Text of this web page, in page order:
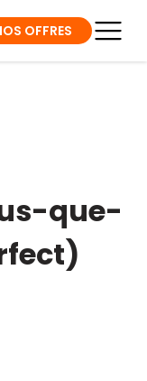
OFFRES
que-